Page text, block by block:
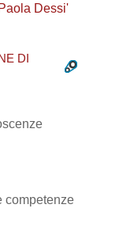
Paola Dessi'
DI
competenze